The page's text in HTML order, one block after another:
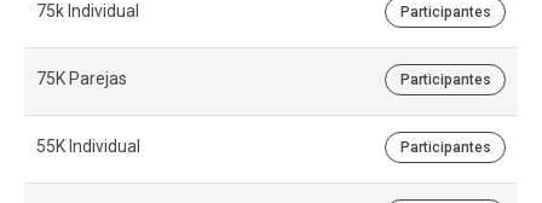
75k Individual Participantes
75K Parejas Participantes
55K Individual Participantes